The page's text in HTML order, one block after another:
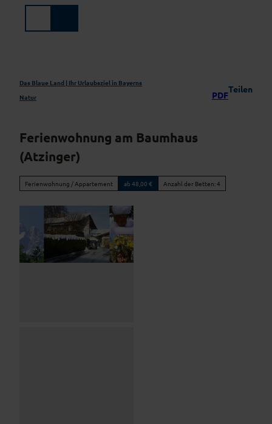
Das Blaue Land | Ihr Urlaubsziel in Bayerns
Natur
PDF
Teilen
Ferienwohnung am Baumhaus
(Atzinger)
Ferienwohnung / Appartement ab 48,00 € Anzahl der Betten: 4